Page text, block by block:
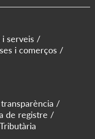
i serveis
i comerços
de registre